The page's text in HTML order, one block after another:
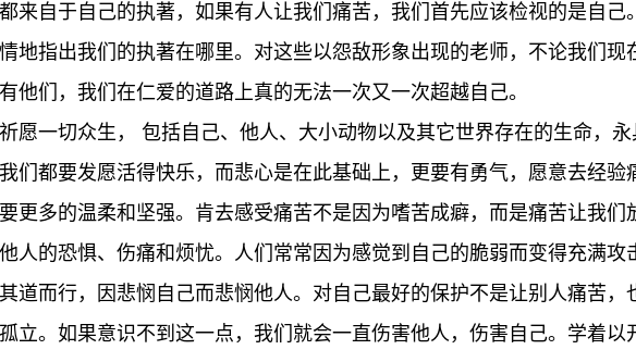
来自于自己的执著，如果有人让我们痛苦，我们首先应该检视的是自己
地指出我们的执著在哪里。对这些以怨敌形象出现的老师，不论我们
他们，我们在仁爱的道路上真的无法一次又一次超越自己。
愿一切众生， 包括自己、他人、大小动物以及其它世界存在的生命，永
们都要发愿活得快乐，而悲心是在此基础上，更要有勇气，愿意去经
更多的温柔和坚强。肯去感受痛苦不是因为嗜苦成癖，而是痛苦让我
人的恐惧、伤痛和烦忧。人们常常因为感觉到自己的脆弱而变得充满攻
道而行，因悲悯自己而悲悯他人。对自己最好的保护不是让别人痛苦
立。如果意识不到这一点，我们就会一直伤害他人，伤害自己。学着以